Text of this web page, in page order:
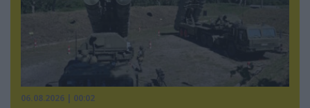
06.08.2026 | 00:02